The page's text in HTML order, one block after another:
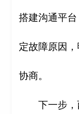
搭建沟通平
定故障原因
协商。
下一步